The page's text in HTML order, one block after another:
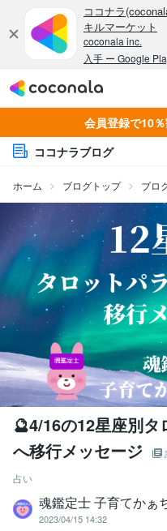
会員登録で10
ココナラブログ
ホーム ブログトップ ブロ
🔮4/16の12星座別
へ移行メッセージ
占い
魂鑑定士 子育てかぁ
2023/04/15 14:32